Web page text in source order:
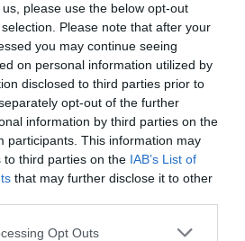
please use the below opt-out
Please note that after your
you may continue seeing
on personal information utilized by
disclosed to third parties prior to
opt-out of the further
information by third parties on the
participants. This information may
to third parties on the IAB’s List of
that may further disclose it to other
app uses one or more Google
Opt Outs